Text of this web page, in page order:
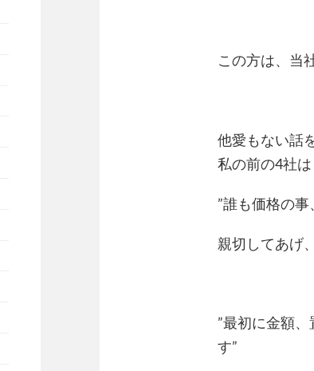
この方は、当
他愛もない話
私の前の4社は
”誰も価格の
親切してあげ
”最初に金額
す”